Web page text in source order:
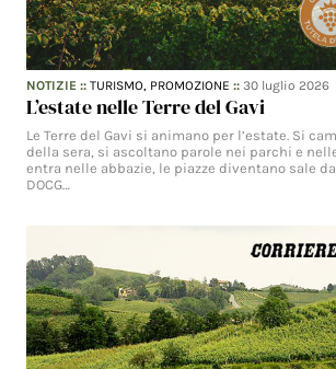
NOTIZIE ::TURISMO, PROMOZIONE ::30 luglio 2026
L’estate nelle Terre del Gavi
Le Terre del Gavi si animano per l’estate. Si
della sera, si ascoltano parole nei parchi e
entra nelle abbazie, le piazze diventano sale
DOCG…